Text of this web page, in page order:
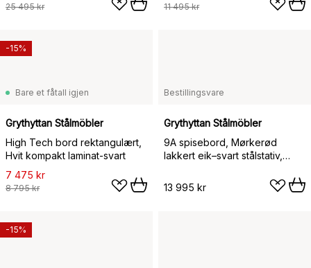
25 495 kr 11 495 kr
Bare et fåtall igjen
Grythyttan Stålmöbler
High Tech bord rektangulært,
Hvit kompakt laminat-svart
7 475 kr
8 795 kr
-15%
Bestillingsvare
Grythyttan Stålmöbler
9A spisebord, Mørkerød
lakkert eik–svart stålstativ,
13 995 kr
-15%